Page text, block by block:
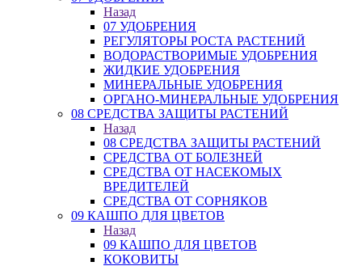
Назад
07 УДОБРЕНИЯ
РЕГУЛЯТОРЫ РОСТА РАСТЕНИЙ
ВОДОРАСТВОРИМЫЕ УДОБРЕНИЯ
ЖИДКИЕ УДОБРЕНИЯ
МИНЕРАЛЬНЫЕ УДОБРЕНИЯ
ОРГАНО-МИНЕРАЛЬНЫЕ УДОБРЕНИЯ
08 СРЕДСТВА ЗАЩИТЫ РАСТЕНИЙ
Назад
08 СРЕДСТВА ЗАЩИТЫ РАСТЕНИЙ
СРЕДСТВА ОТ БОЛЕЗНЕЙ
СРЕДСТВА ОТ НАСЕКОМЫХ
ВРЕДИТЕЛЕЙ
СРЕДСТВА ОТ СОРНЯКОВ
09 КАШПО ДЛЯ ЦВЕТОВ
Назад
09 КАШПО ДЛЯ ЦВЕТОВ
КОКОВИТЫ